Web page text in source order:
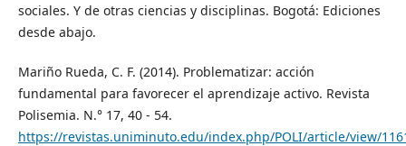
sociales. Y de otras ciencias y disciplinas. Bogotá: Ediciones
desde abajo.
Mariño Rueda, C. F. (2014). Problematizar: acción
fundamental para favorecer el aprendizaje activo. Revista
Polisemia. N.° 17, 40 - 54.
https://revistas.uniminuto.edu/index.php/POLI/article/view/